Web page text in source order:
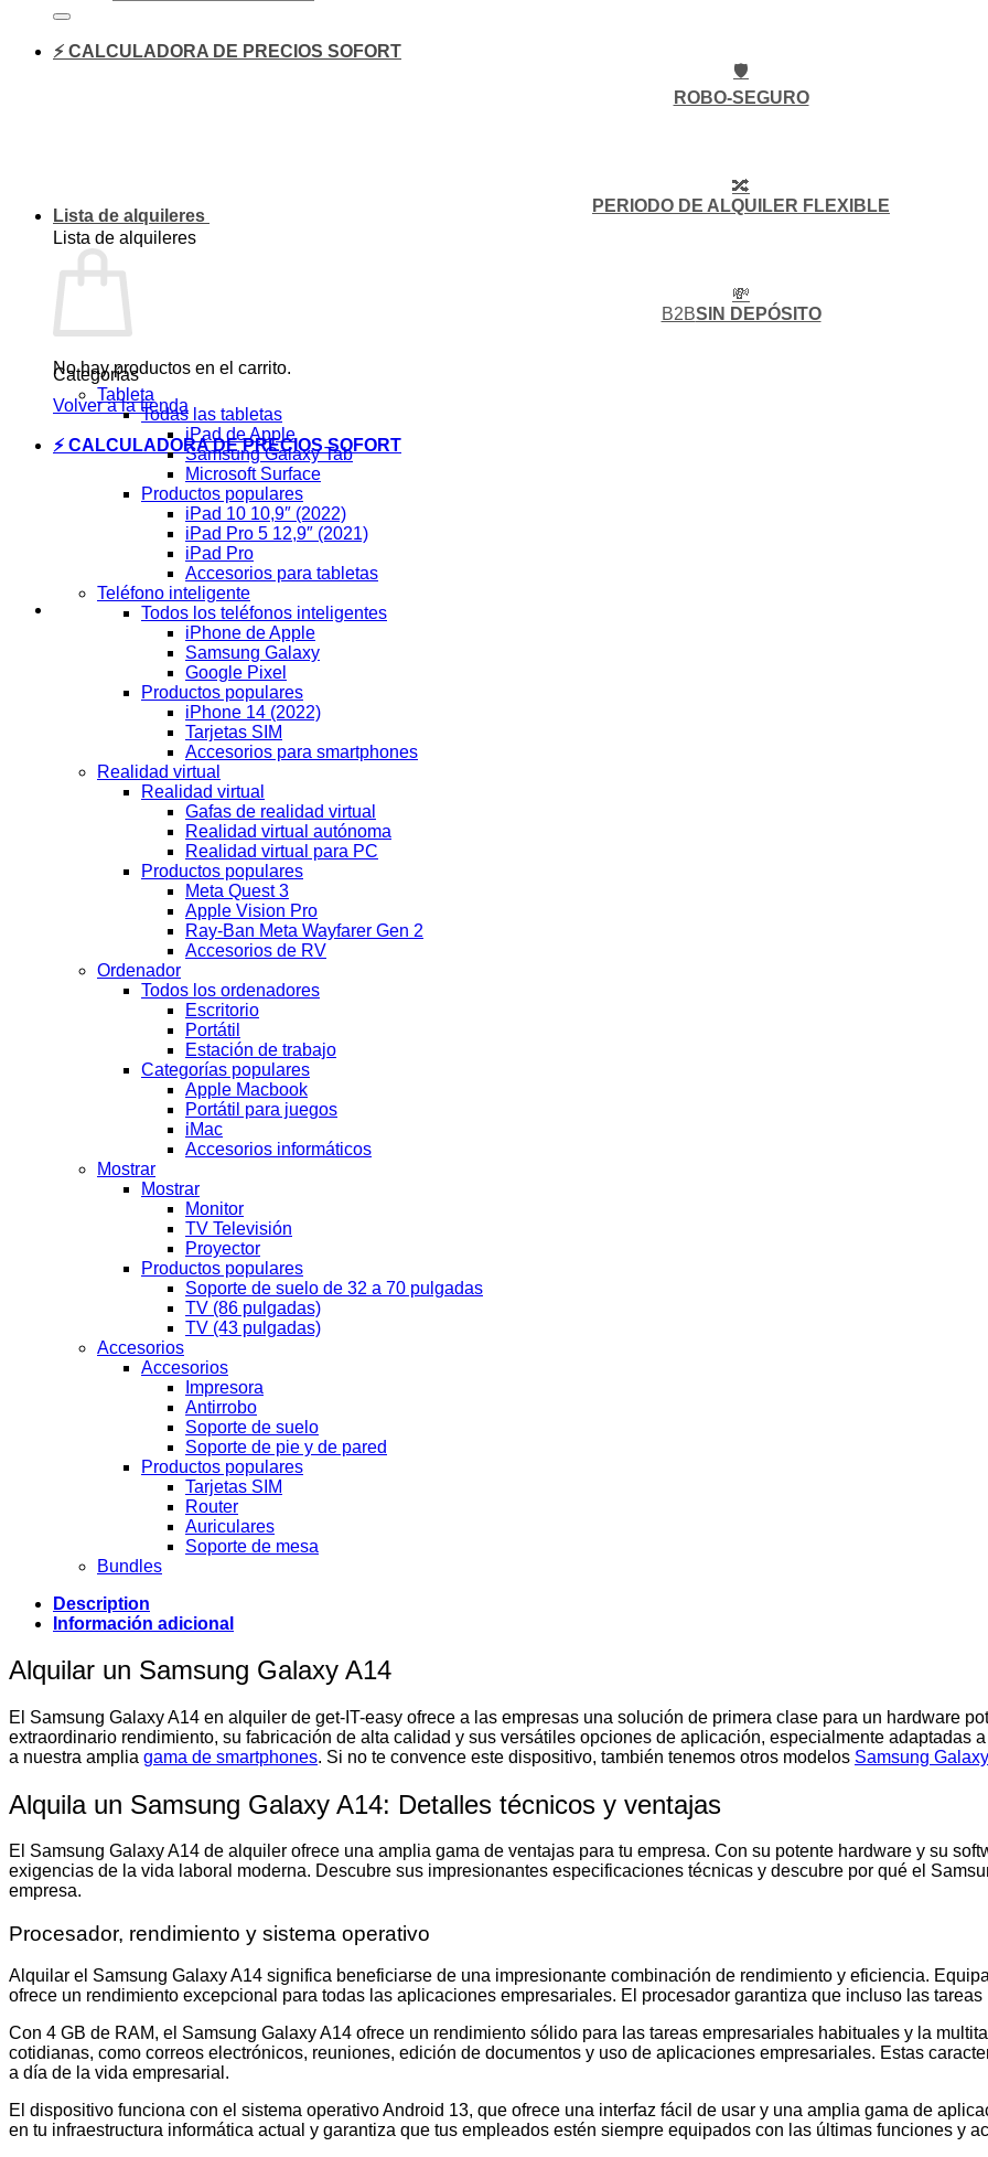
⚡ CALCULADORA DE PRECIOS SOFORT
Lista de alquileres
Lista de alquileres
No hay productos en el carrito.
Volver a la tienda
⚡ CALCULADORA DE PRECIOS SOFORT
🛡️
ROBO-SEGURO
🔀
PERIODO DE ALQUILER FLEXIBLE
💸
B2BSIN DEPÓSITO
Categorías
Tableta
Todas las tabletas
iPad de Apple
Samsung Galaxy Tab
Microsoft Surface
Productos populares
iPad 10 10,9″ (2022)
iPad Pro 5 12,9″ (2021)
iPad Pro
Accesorios para tabletas
Teléfono inteligente
Todos los teléfonos inteligentes
iPhone de Apple
Samsung Galaxy
Google Pixel
Productos populares
iPhone 14 (2022)
Tarjetas SIM
Accesorios para smartphones
Realidad virtual
Realidad virtual
Gafas de realidad virtual
Realidad virtual autónoma
Realidad virtual para PC
Productos populares
Meta Quest 3
Apple Vision Pro
Ray-Ban Meta Wayfarer Gen 2
Accesorios de RV
Ordenador
Todos los ordenadores
Escritorio
Portátil
Estación de trabajo
Categorías populares
Apple Macbook
Portátil para juegos
iMac
Accesorios informáticos
Mostrar
Mostrar
Monitor
TV Televisión
Proyector
Productos populares
Soporte de suelo de 32 a 70 pulgadas
TV (86 pulgadas)
TV (43 pulgadas)
Accesorios
Accesorios
Impresora
Antirrobo
Soporte de suelo
Soporte de pie y de pared
Productos populares
Tarjetas SIM
Router
Auriculares
Soporte de mesa
Bundles
Description
Información adicional
Alquilar un Samsung Galaxy A14
El Samsung Galaxy A14 en alquiler de get-IT-easy ofrece a las empresas una solución de primera clase para un hardware
extraordinario rendimiento, su fabricación de alta calidad y sus versátiles opciones de aplicación, especialmente adaptadas
a nuestra amplia gama de smartphones. Si no te convence este dispositivo, también tenemos otros modelos Samsung Galaxy
Alquila un Samsung Galaxy A14: Detalles técnicos y ventajas
El Samsung Galaxy A14 de alquiler ofrece una amplia gama de ventajas para tu empresa. Con su potente hardware y su
exigencias de la vida laboral moderna. Descubre sus impresionantes especificaciones técnicas y descubre por qué el
empresa.
Procesador, rendimiento y sistema operativo
Alquilar el Samsung Galaxy A14 significa beneficiarse de una impresionante combinación de rendimiento y eficiencia.
ofrece un rendimiento excepcional para todas las aplicaciones empresariales. El procesador garantiza que incluso las
Con 4 GB de RAM, el Samsung Galaxy A14 ofrece un rendimiento sólido para las tareas empresariales habituales y la
cotidianas, como correos electrónicos, reuniones, edición de documentos y uso de aplicaciones empresariales. Estas
a día de la vida empresarial.
El dispositivo funciona con el sistema operativo Android 13, que ofrece una interfaz fácil de usar y una amplia gama de
en tu infraestructura informática actual y garantiza que tus empleados estén siempre equipados con las últimas funciones y